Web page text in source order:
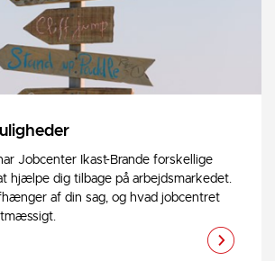
Jobcenter Ikast-Brande forskellige
hjælpe dig tilbage på arbejdsmarkedet.
af din sag, og hvad jobcentret